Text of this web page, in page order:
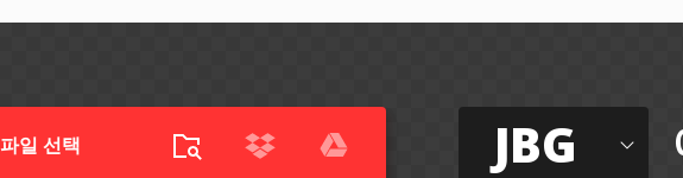
파일 선택 JBG